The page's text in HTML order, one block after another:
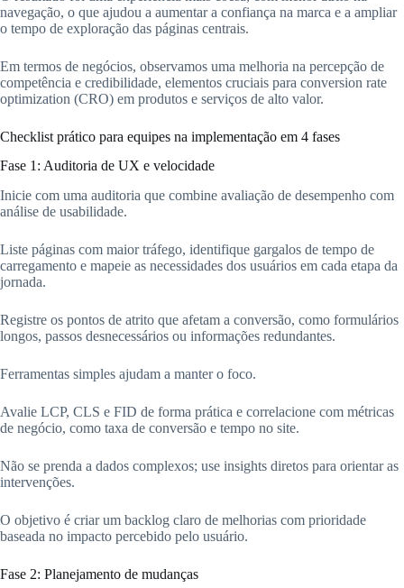
navegação, o que ajudou a aumentar a confiança na marca e a ampliar
o tempo de exploração das páginas centrais.
Em termos de negócios, observamos uma melhoria na percepção de
competência e credibilidade, elementos cruciais para conversion rate
optimization (CRO) em produtos e serviços de alto valor.
Checklist prático para equipes na implementação em 4 fases
Fase 1: Auditoria de UX e velocidade
Inicie com uma auditoria que combine avaliação de desempenho com
análise de usabilidade.
Liste páginas com maior tráfego, identifique gargalos de tempo de
carregamento e mapeie as necessidades dos usuários em cada etapa da
jornada.
Registre os pontos de atrito que afetam a conversão, como formulários
longos, passos desnecessários ou informações redundantes.
Ferramentas simples ajudam a manter o foco.
Avalie LCP, CLS e FID de forma prática e correlacione com métricas
de negócio, como taxa de conversão e tempo no site.
Não se prenda a dados complexos; use insights diretos para orientar as
intervenções.
O objetivo é criar um backlog claro de melhorias com prioridade
baseada no impacto percebido pelo usuário.
Fase 2: Planejamento de mudanças